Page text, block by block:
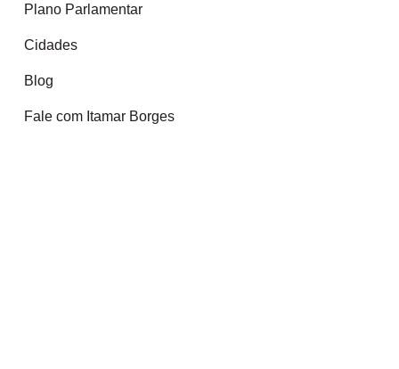
Plano Parlamentar
Cidades
Blog
Fale com Itamar Borges